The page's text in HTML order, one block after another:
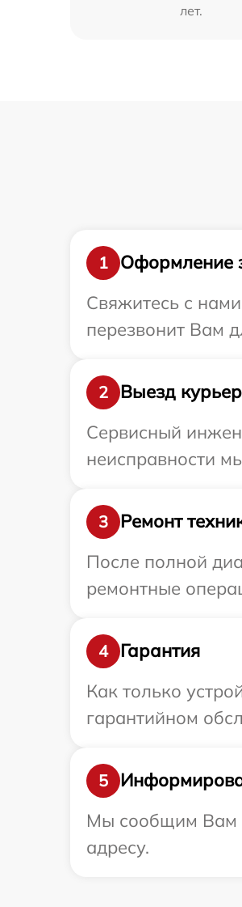
лет.
1
Оформление
Свяжитесь с
перезвонит Вам
2
Выезд
Сервисный
неисправности
3
Ремонт
После полной
ремонтные
4
Гарантия
Как только
гарантийном
5
Мы сообщим Вам
адресу.